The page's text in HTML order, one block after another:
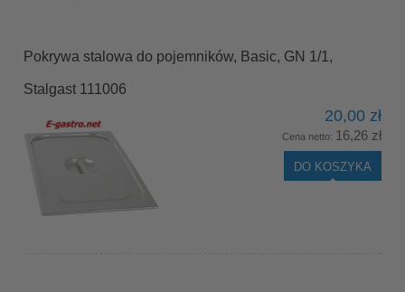
Pokrywa stalowa do pojemników, Basic, GN 1/1,
Stalgast 111006
20,00 zł
Cena netto: 16,26 zł
DO KOSZYKA